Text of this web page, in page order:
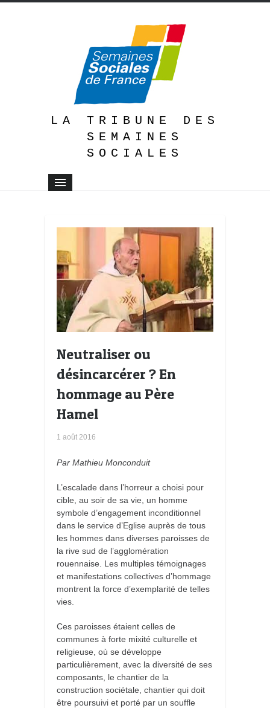
LA TRIBUNE DES
SEMAINES
SOCIALES
Neutraliser ou
désincarcérer ? En
hommage au Père
Hamel
1 août 2016
Par Mathieu Monconduit
L’escalade dans l’horreur a choisi pour
cible, au soir de sa vie, un homme
symbole d’engagement inconditionnel
dans le service d’Eglise auprès de tous
les hommes dans diverses paroisses de
la rive sud de l’agglomération
rouennaise. Les multiples témoignages
et manifestations collectives d’hommage
montrent la force d’exemplarité de telles
vies.
Ces paroisses étaient celles de
communes à forte mixité culturelle et
religieuse, où se développe
particulièrement, avec la diversité de ses
composants, le chantier de la
construction sociétale, chantier qui doit
être poursuivi et porté par un souffle